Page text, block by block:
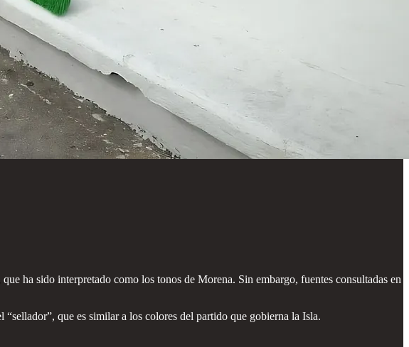
ha sido interpretado como los tonos de Morena. Sin embargo, fuentes consultadas en
que es similar a los colores del partido que gobierna la Isla.